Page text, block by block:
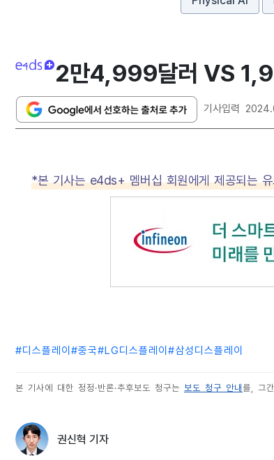
2만4,999달러 VS
기사입력
*본 기사는 e4ds+ 멤버십 회원에게 제공되는
#디스플레이 #중국#LG디스플레이 #삼성디스플레이
본 기사에 대한 정정·반론·추후보도 청구는 보도 청구 안내 를, 그
권신혁 기자